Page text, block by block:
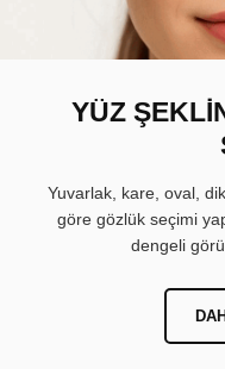
YÜZ
Yuvarlak, kare, oval,
göre gözlük seçimi
dengeli